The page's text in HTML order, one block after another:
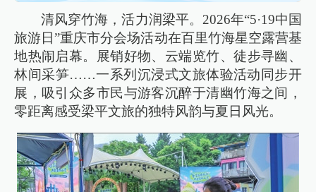
清风穿竹海，活力润梁平。2026年“5·19中国
旅游日”重庆市分会场活动在百里竹海星空露营基
地热闹启幕。展销好物、云端览竹、徒步寻幽、
林间采笋……一系列沉浸式文旅体验活动同步开
展，吸引众多市民与游客沉醉于清幽竹海之间，
零距离感受梁平文旅的独特风韵与夏日风光。